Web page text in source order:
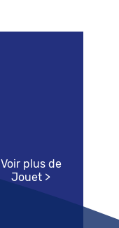
Voir plus de
Jouet >